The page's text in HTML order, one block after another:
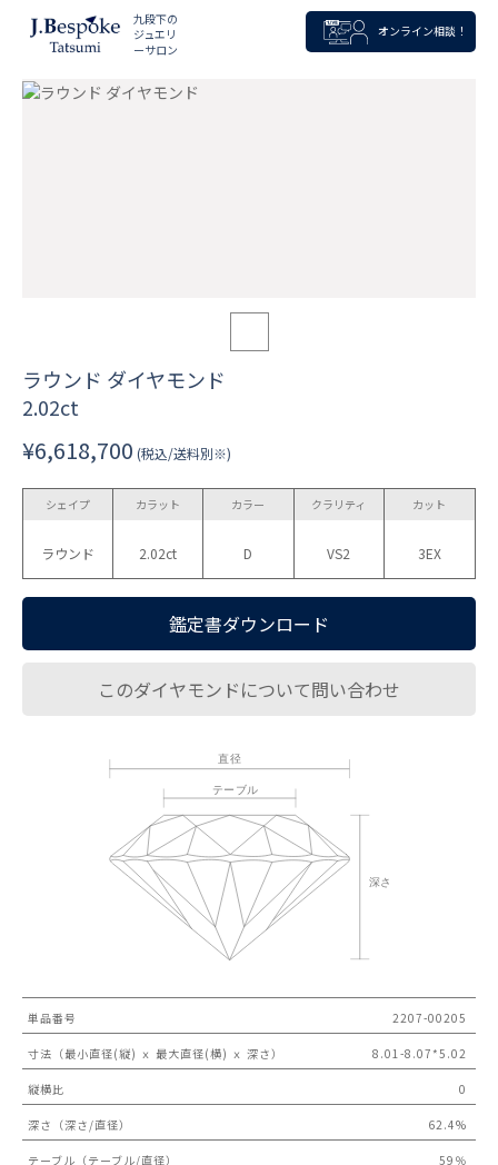
九段下の
ジュエリ
ーサロン
オンライン相談！
ラウンド ダイヤモンド
2.02ct
¥6,618,700 (税込/送料別※)
シェイプ
ラウンド
カラット
2.02ct
カラー
D
クラリティ
VS2
カット
3EX
鑑定書ダウンロード
このダイヤモンドについて問い合わせ
単品番号 2207-00205
寸法（最小直径(縦) ｘ 最大直径(横) ｘ 深さ） 8.01-8.07*5.02
縦横比 0
深さ（深さ/直径） 62.4%
テーブル（テーブル/直径） 59％